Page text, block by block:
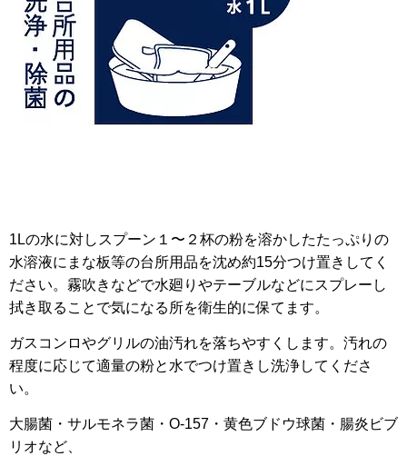
1Lの水に対しスプーン１〜２杯の粉を溶かしたたっぷりの
水溶液にまな板等の台所用品を沈め約15分つけ置きしてく
ださい。霧吹きなどで水廻りやテーブルなどにスプレーし
拭き取ることで気になる所を衛生的に保てます。
ガスコンロやグリルの油汚れを落ちやすくします。汚れの
程度に応じて適量の粉と水でつけ置きし洗浄してくださ
い。
大腸菌・サルモネラ菌・O-157・黄色ブドウ球菌・腸炎ビブ
リオなど、